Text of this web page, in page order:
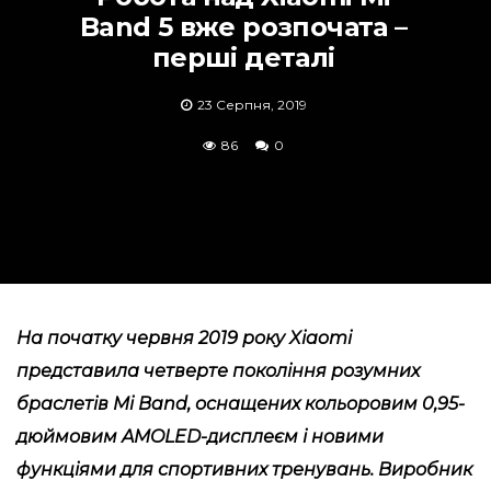
Band 5 вже розпочата –
перші деталі
23 Серпня, 2019
86 0
На початку червня 2019 року Xiaomi
представила четверте покоління розумних
браслетів Mi Band, оснащених кольоровим 0,95-
дюймовим AMOLED-дисплеєм і новими
функціями для спортивних тренувань. Виробник